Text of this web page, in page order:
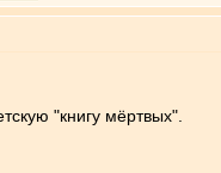
"книгу мёртвых".